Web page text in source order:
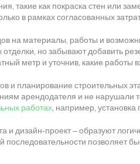
такие как покраска стен или
в рамках согласованных
на материалы, работы и
но забывают добавить
метр и уточнив, какие работы
и планирование строительных
арендодателя и не нарушали
работах, например, установка
дизайн‑проект – образуют
последовательности позволяет